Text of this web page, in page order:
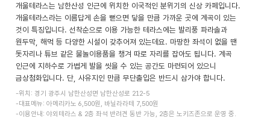
개울테라스는 남한산성 인근에 위치한 이국적인 분위기의 신상 카페입니다.
개울테라스라는 이름답게 손을 뻗으면 닿을 만큼 가까운 곳에 계곡이 있는
것이 특징입니다. 선착순으로 이용 가능한 테라스에는 발리풍 파라솔과
원두막, 해먹 등 다양한 시설이 갖추어져 있는데요. 마땅한 좌석이 없을 땐
돗자리나 튜브 같은 물놀이용품을 챙겨 따로 자리를 잡아도 됩니다. 계곡
인근에 지하수로 가볍게 발을 씻을 수 있는 공간도 마련되어 있으니
금상첨화입니다. 단, 사유지인 만큼 무단출입은 반드시 삼가야 합니다.
-위치: 경기 광주시 남한산성면 남한산성로 212-5
-대표메뉴: 아메리카노 6,500원, 바닐라라테 7,500원
-이용안내: 야외테라스 & 2층 좌석 반려견 동반 가능, 2층은 노키즈존으로 운영 중.